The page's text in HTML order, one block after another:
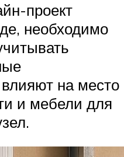
проект
необходимо
на место
и мебели для